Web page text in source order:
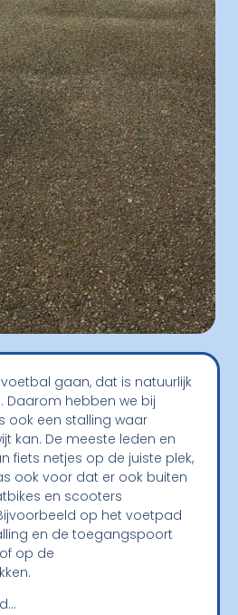
gaan, dat is natuurlijk
Daarom hebben we bij
ook een stalling waar
kan. De meeste leden en
fiets netjes op de juiste plek,
ook voor dat er ook buiten
en scooters
op het voetpad
en de toegangspoort
op de